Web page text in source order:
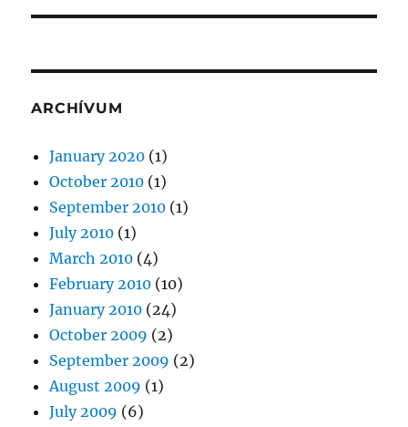
ARCHÍVUM
January 2020 (1)
October 2010 (1)
September 2010 (1)
July 2010 (1)
March 2010 (4)
February 2010 (10)
January 2010 (24)
October 2009 (2)
September 2009 (2)
August 2009 (1)
July 2009 (6)